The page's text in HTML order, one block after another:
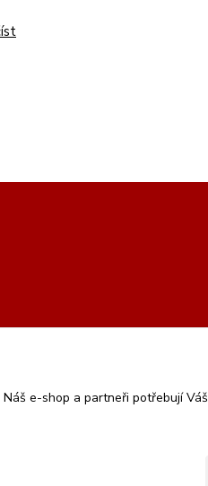
Náš e-shop a partneři potřebují Váš